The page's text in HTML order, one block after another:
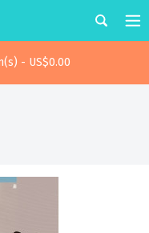
- US$0.00